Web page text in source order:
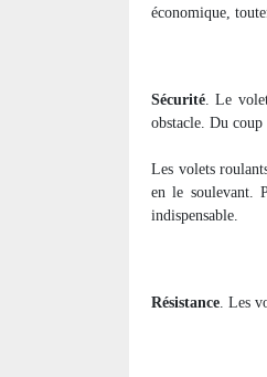
économique,
Sécurité. Le
obstacle. Du
Les volets
en le soulevant.
indispensable.
Résistance. Les